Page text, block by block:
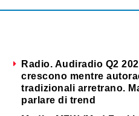
Radio. Audiradio Q2
crescono mentre
tradizionali arretrano.
parlare di trend